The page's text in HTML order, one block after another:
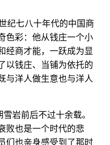
纪七八十年代的中国商
色彩：他从钱庄一个小
经商才能，一跃成为显
以钱庄、当铺为依托的
与洋人做生意也与洋人
岩前后不过十余载。
败也是一个时代的悲
们也亲身感受到了那时